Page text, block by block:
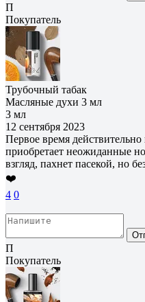
П
Покупатель
Трубочный табак
Масляные духи 3 мл
3 мл
12 сентября 2023
Первое время
приобретает неожиданные
взгляд, пахнет пасекой, но
❤️
4 0
П
Покупатель